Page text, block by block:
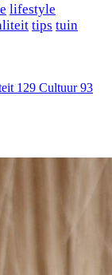
lifestyle
tips tuin
129 Cultuur 93